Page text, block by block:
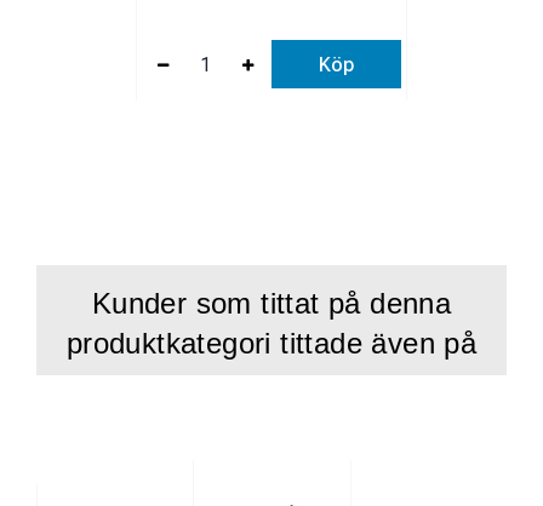
Köp
Kunder som tittat på denna
produktkategori tittade även på